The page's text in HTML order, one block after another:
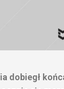
dobiegł